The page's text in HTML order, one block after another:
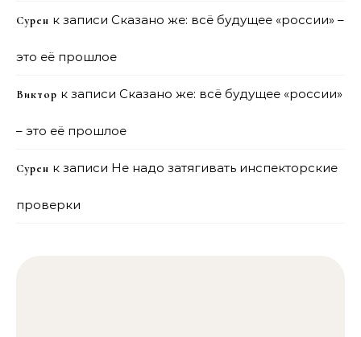
Сурен к записи Сказано же: всё будущее «россии» –
это её прошлое
Виктор к записи Сказано же: всё будущее «россии»
– это её прошлое
Сурен к записи Не надо затягивать инспекторские
проверки